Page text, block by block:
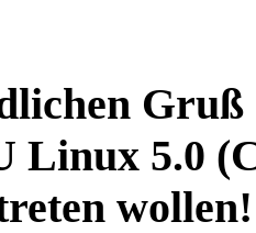
Linux 5.0
wollen!